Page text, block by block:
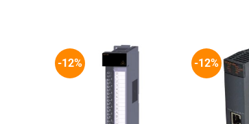
-12% -12%